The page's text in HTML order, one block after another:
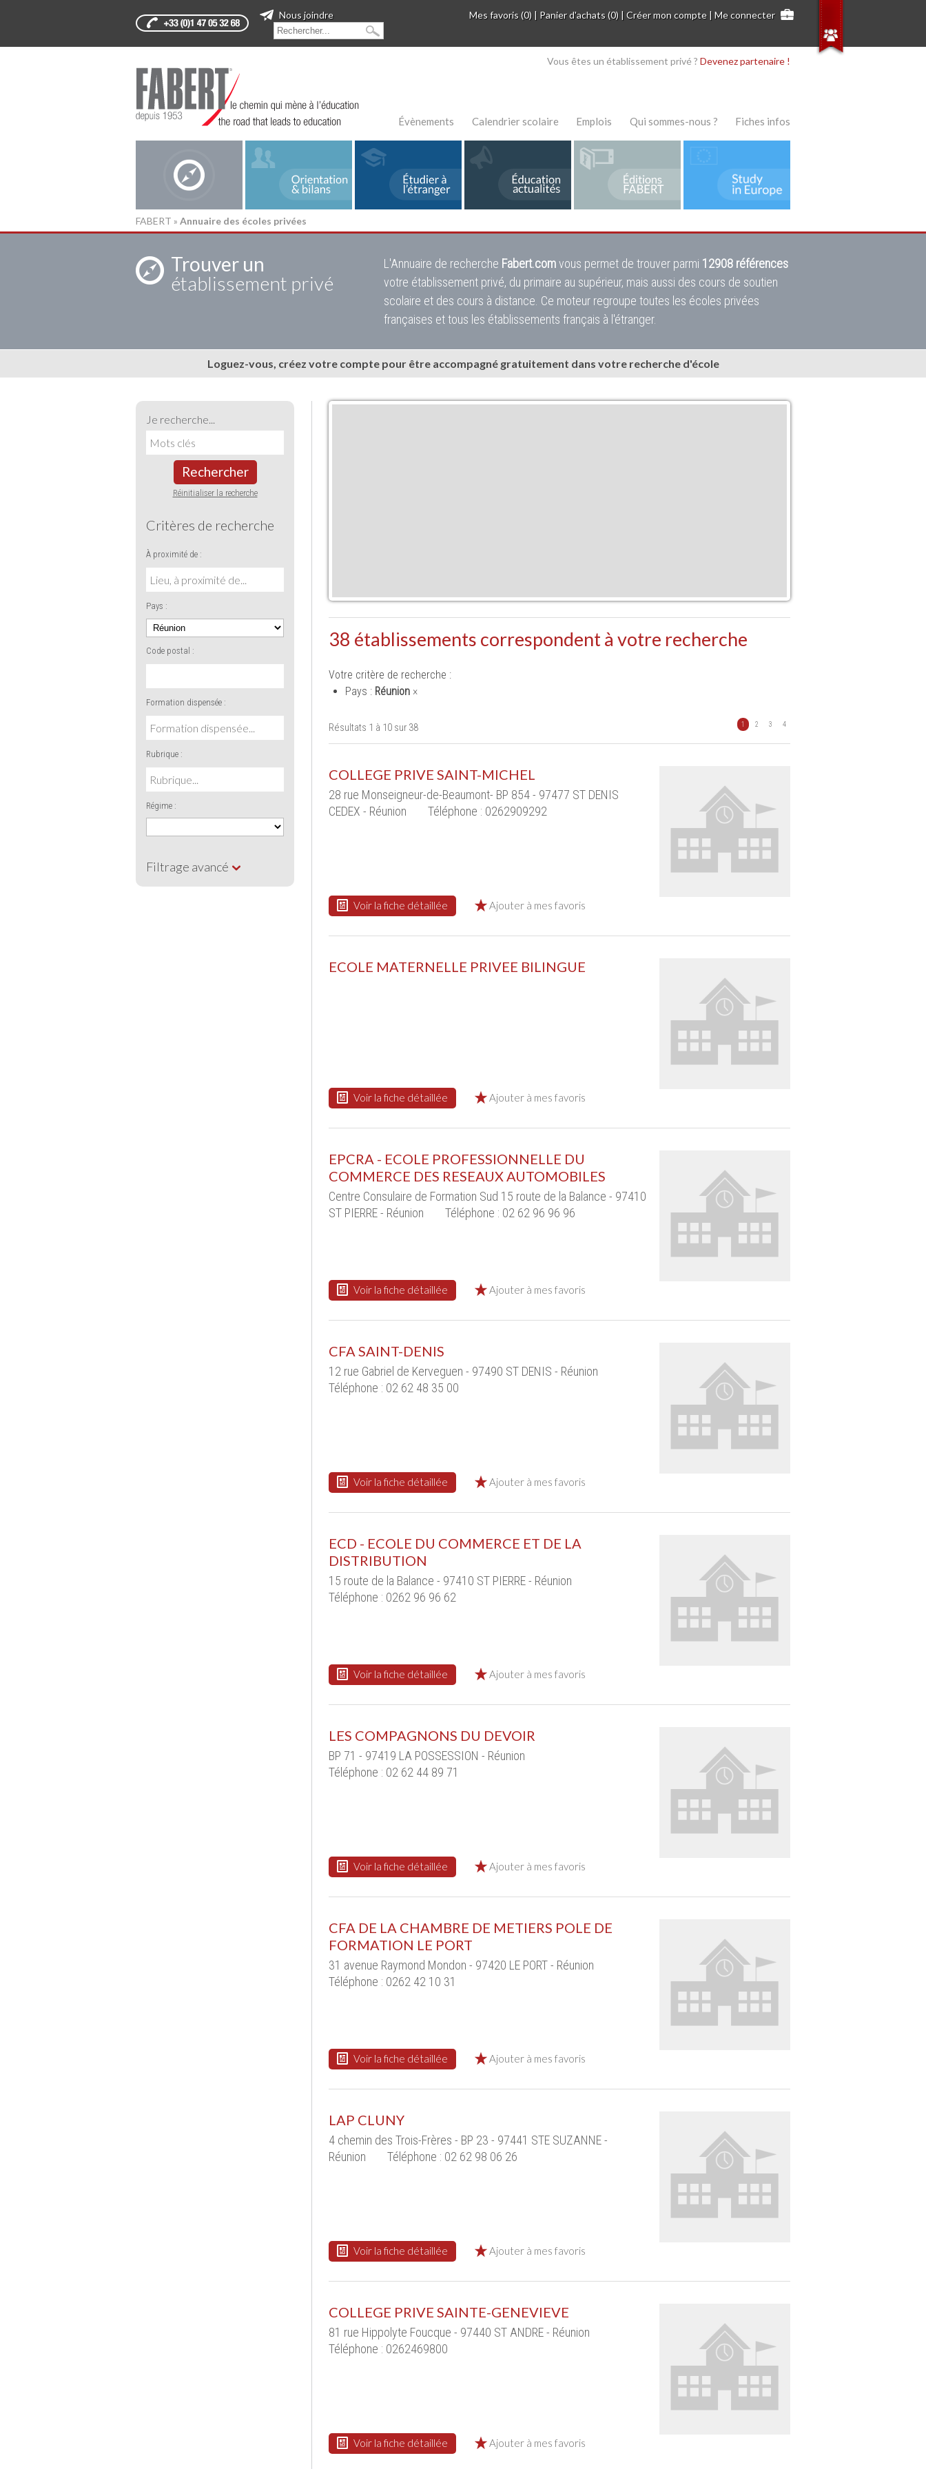
Mes favoris (0) | Panier d'achats (0) |Créer mon compte |Me connecter
Nous joindre
Vous êtes un établissement privé ? Devenez partenaire !
Évènements Calendrier scolaire Emplois Qui sommes-nous ? Fiches infos
FABERT » Annuaire des écoles privées
Trouver un
établissement privé
L'Annuaire de recherche Fabert.comvous permet de trouver parmi 12908 références
votre établissement privé, du primaire au supérieur, mais aussi des cours de soutien
scolaire et des cours à distance. Ce moteur regroupe toutes les écoles privées
françaises et tous les établissements français à l'étranger.
Loguez-vous, créez votre compte pour être accompagné gratuitement dans votre recherche d'école
Je recherche...
Rechercher
Réinitialiser la recherche
Critères de recherche
À proximité de :
Pays :
Code postal :
Formation dispensée :
Rubrique :
Régime :
Filtrage avancé
38 établissements correspondent à votre recherche
Votre critère de recherche :
Pays : Réunion ×
Résultats 1 à 10 sur 38 1 2 3 4
COLLEGE PRIVE SAINT-MICHEL
28 rue Monseigneur-de-Beaumont- BP 854 - 97477 ST DENIS
CEDEX - Réunion
Téléphone : 0262909292
Voir la fiche détaillée Ajouter à mes favoris
ECOLE MATERNELLE PRIVEE BILINGUE
Voir la fiche détaillée Ajouter à mes favoris
EPCRA - ECOLE PROFESSIONNELLE DU
COMMERCE DES RESEAUX AUTOMOBILES
Centre Consulaire de Formation Sud 15 route de la Balance - 97410
ST PIERRE - Réunion
Téléphone : 02 62 96 96 96
Voir la fiche détaillée Ajouter à mes favoris
CFA SAINT-DENIS
12 rue Gabriel de Kerveguen - 97490 ST DENIS - Réunion
Téléphone : 02 62 48 35 00
Voir la fiche détaillée Ajouter à mes favoris
ECD - ECOLE DU COMMERCE ET DE LA
DISTRIBUTION
15 route de la Balance - 97410 ST PIERRE - Réunion
Téléphone : 0262 96 96 62
Voir la fiche détaillée Ajouter à mes favoris
LES COMPAGNONS DU DEVOIR
BP 71 - 97419 LA POSSESSION - Réunion
Téléphone : 02 62 44 89 71
Voir la fiche détaillée Ajouter à mes favoris
CFA DE LA CHAMBRE DE METIERS POLE DE
FORMATION LE PORT
31 avenue Raymond Mondon - 97420 LE PORT - Réunion
Téléphone : 0262 42 10 31
Voir la fiche détaillée Ajouter à mes favoris
LAP CLUNY
4 chemin des Trois-Frères - BP 23 - 97441 STE SUZANNE -
Réunion
Téléphone : 02 62 98 06 26
Voir la fiche détaillée Ajouter à mes favoris
COLLEGE PRIVE SAINTE-GENEVIEVE
81 rue Hippolyte Foucque - 97440 ST ANDRE - Réunion
Téléphone : 0262469800
Voir la fiche détaillée Ajouter à mes favoris